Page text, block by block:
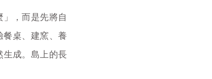
，而是先將自
桌、建窯、養
生成。島上的長